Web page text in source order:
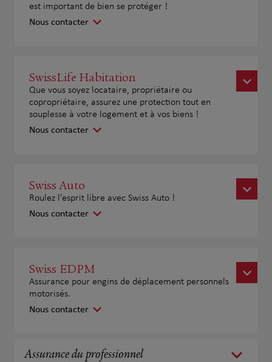
est important de bien se protéger !
Nous contacter
SwissLife Habitation
Que vous soyez locataire, propriétaire ou
copropriétaire, assurez une protection tout en
souplesse à votre logement et à vos biens !
Nous contacter
Swiss Auto
Roulez l'esprit libre avec Swiss Auto !
Nous contacter
Swiss EDPM
Assurance pour engins de déplacement personnels
motorisés.
Nous contacter
Assurance du professionnel